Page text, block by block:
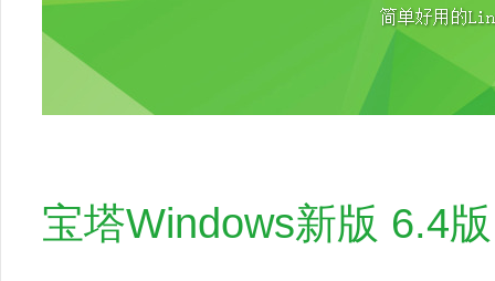
宝塔Windows新版 6.4